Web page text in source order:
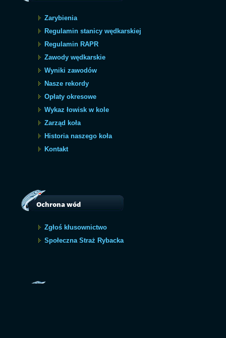
Zarybienia
Regulamin stanicy wędkarskiej
Regulamin RAPR
Zawody wędkarskie
Wyniki zawodów
Nasze rekordy
Opłaty okresowe
Wykaz łowisk w kole
Zarząd koła
Historia naszego koła
Kontakt
Ochrona wód
Zgłoś kłusownictwo
Społeczna Straż Rybacka